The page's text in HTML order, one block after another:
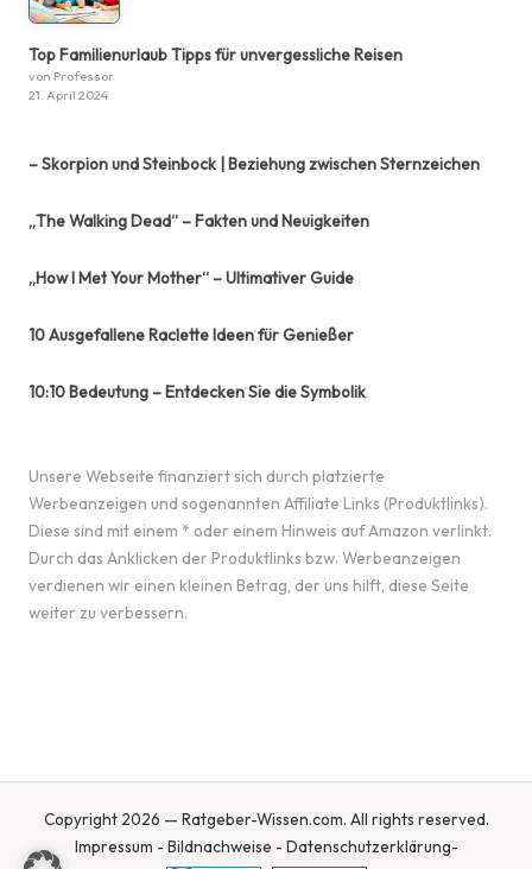
Top Familienurlaub Tipps für unvergessliche Reisen
von Professor
21. April 2024
– Skorpion und Steinbock | Beziehung zwischen Sternzeichen
„The Walking Dead“ – Fakten und Neuigkeiten
„How I Met Your Mother“ – Ultimativer Guide
10 Ausgefallene Raclette Ideen für Genießer
10:10 Bedeutung – Entdecken Sie die Symbolik
Unsere Webseite finanziert sich durch platzierte
Werbeanzeigen und sogenannten Affiliate Links (Produktlinks).
Diese sind mit einem * oder einem Hinweis auf Amazon verlinkt.
Durch das Anklicken der Produktlinks bzw. Werbeanzeigen
verdienen wir einen kleinen Betrag, der uns hilft, diese Seite
weiter zu verbessern.
Copyright 2026 — Ratgeber-Wissen.com. All rights reserved.
Impressum - Bildnachweise - Datenschutzerklärung-